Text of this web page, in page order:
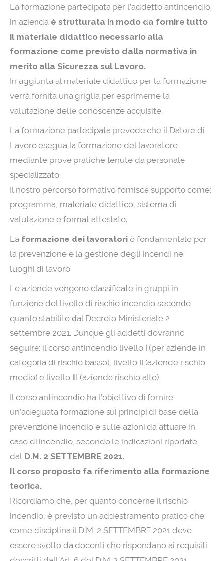
La formazione partecipata per l’addetto antincendio
in azienda è strutturata in modo da fornire tutto
il materiale didattico necessario alla
formazione come previsto dalla normativa in
merito alla Sicurezza sul Lavoro.
In aggiunta al materiale didattico per la formazione
verrà fornita una griglia per esprimerne la
valutazione delle conoscenze acquisite.
La formazione partecipata prevede che il Datore di
Lavoro esegua la formazione del lavoratore
mediante prove pratiche tenute da personale
specializzato.
Il nostro percorso formativo fornisce supporto come:
programma, materiale didattico, sistema di
valutazione e format attestato.
La formazione dei lavoratori è fondamentale per
la prevenzione e la gestione degli incendi nei
luoghi di lavoro.
Le aziende vengono classificate in gruppi in
funzione del livello di rischio incendio secondo
quanto stabilito dal Decreto Ministeriale 2
settembre 2021. Dunque gli addetti dovranno
seguire: il corso antincendio livello I (per aziende in
categoria di rischio basso), livello II (aziende rischio
medio) e livello III (aziende rischio alto).
Il corso antincendio ha l’obiettivo di fornire
un’adeguata formazione sui principi di base della
prevenzione incendio e sulle azioni da attuare in
caso di incendio, secondo le indicazioni riportate
dal D.M. 2 SETTEMBRE 2021.
Il corso proposto fa riferimento alla formazione
teorica.
Ricordiamo che, per quanto concerne il rischio
incendio, è previsto un addestramento pratico che
come disciplina il D.M. 2 SETTEMBRE 2021 deve
essere svolto da docenti che rispondano ai requisiti